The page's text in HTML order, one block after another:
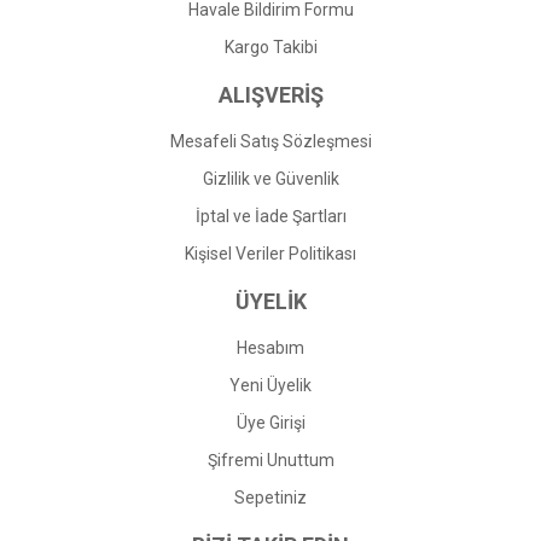
Havale Bildirim Formu
Kargo Takibi
ALIŞVERİŞ
Mesafeli Satış Sözleşmesi
Gizlilik ve Güvenlik
İptal ve İade Şartları
Kişisel Veriler Politikası
ÜYELİK
Hesabım
Yeni Üyelik
Üye Girişi
Şifremi Unuttum
Sepetiniz